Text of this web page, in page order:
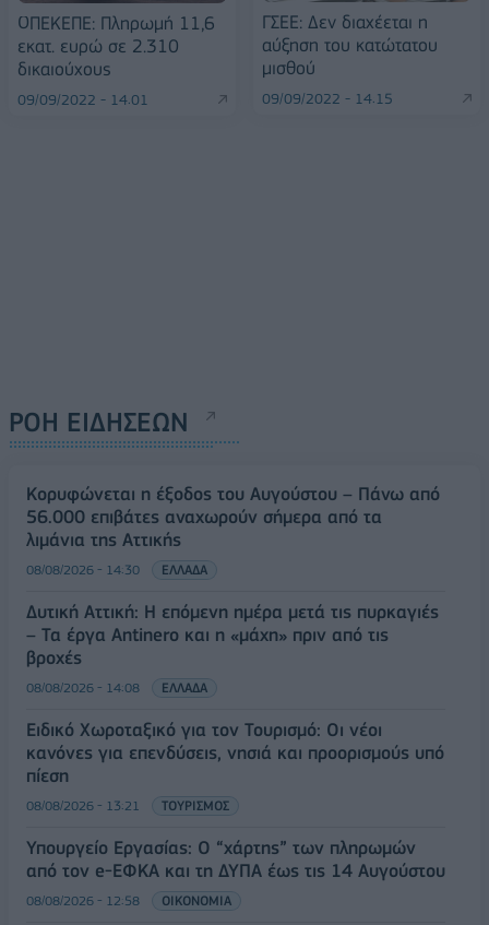
ΟΠΕΚΕΠΕ: Πληρωμή 11,6
εκατ. ευρώ σε 2.310
δικαιούχους
09/09/2022 - 14:01
ΓΣΕΕ: Δεν διαχέεται η
αύξηση του κατώτατου
μισθού
09/09/2022 - 14:15
ΡΟΗ ΕΙΔΗΣΕΩΝ
Κορυφώνεται η έξοδος του Αυγούστου – Πάνω από
56.000 επιβάτες αναχωρούν σήμερα από τα
λιμάνια της Αττικής
08/08/2026 - 14:30 ΕΛΛΑΔΑ
Δυτική Αττική: Η επόμενη ημέρα μετά τις πυρκαγιές
– Τα έργα Antinero και η «μάχη» πριν από τις
βροχές
08/08/2026 - 14:08 ΕΛΛΑΔΑ
Ειδικό Χωροταξικό για τον Τουρισμό: Οι νέοι
κανόνες για επενδύσεις, νησιά και προορισμούς υπό
πίεση
08/08/2026 - 13:21 ΤΟΥΡΙΣΜΟΣ
Υπουργείο Εργασίας: Ο “χάρτης” των πληρωμών
από τον e-ΕΦΚΑ και τη ΔΥΠΑ έως τις 14 Αυγούστου
08/08/2026 - 12:58 ΟΙΚΟΝΟΜΙΑ